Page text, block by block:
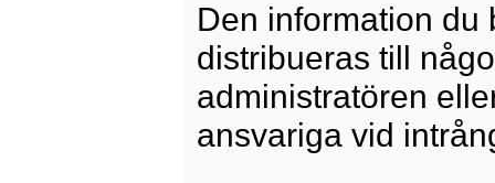
Den information du
distribueras till
administratören
ansvariga vid